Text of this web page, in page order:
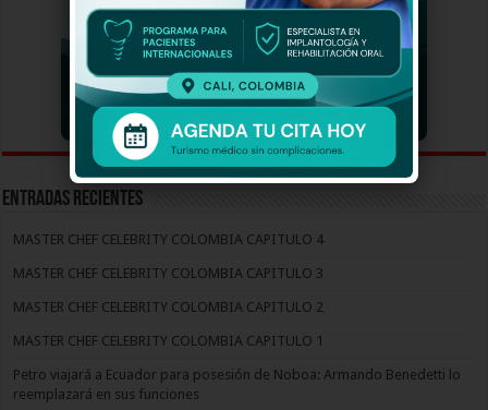
Entradas recientes
MASTER CHEF CELEBRITY COLOMBIA CAPITULO 4
MASTER CHEF CELEBRITY COLOMBIA CAPITULO 3
MASTER CHEF CELEBRITY COLOMBIA CAPITULO 2
MASTER CHEF CELEBRITY COLOMBIA CAPITULO 1
Petro viajará a Ecuador para posesión de Noboa: Armando Benedetti lo
reemplazará en sus funciones